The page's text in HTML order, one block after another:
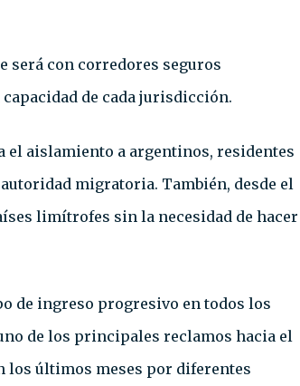
será con corredores seguros
de cada jurisdicción.
el aislamiento a argentinos, residentes
migratoria. También, desde el
limítrofes sin la necesidad de hacer
de ingreso progresivo en todos los
de los principales reclamos hacia el
los últimos meses por diferentes